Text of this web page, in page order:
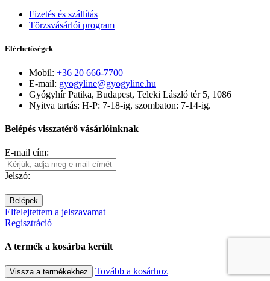
Fizetés és szállítás
Törzsvásárlói program
Elérhetőségek
Mobil: +36 20 666-7700
E-mail: gyogyline@gyogyline.hu
Gyógyhír Patika, Budapest, Teleki László tér 5, 1086
Nyitva tartás: H-P: 7-18-ig, szombaton: 7-14-ig.
Belépés visszatérő vásárlóinknak
E-mail cím:
Jelszó:
Belépek
Elfelejtettem a jelszavamat
Regisztráció
A termék a kosárba került
Vissza a termékekhez Tovább a kosárhoz